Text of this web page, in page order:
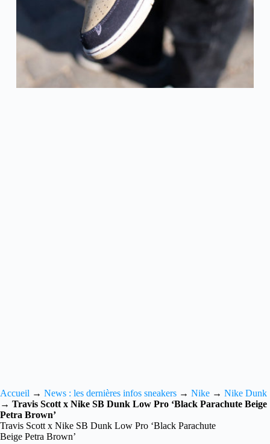
Accueil → News : les dernières infos sneakers → Nike → Nike Dunk
→ Travis Scott x Nike SB Dunk Low Pro ‘Black Parachute Beige
Petra Brown’
Travis Scott x Nike SB Dunk Low Pro ‘Black Parachute
Beige Petra Brown’